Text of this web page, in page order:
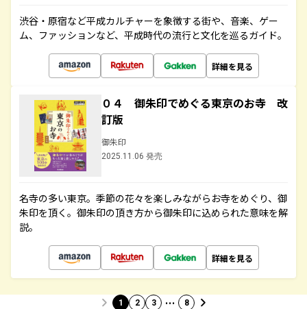
渋谷・原宿など平成カルチャーを象徴する街や、音楽、ゲー
ム、ファッションなど、平成時代の流行と文化を巡るガイド。
詳細を見る
０４ 御朱印でめぐる東京のお寺 改
訂版
御朱印
2025.11.06 発売
名寺の多い東京。季節の花々を楽しみながらお寺をめぐり、御
朱印を頂く。御朱印の頂き方から御朱印に込められた意味を解
説。
詳細を見る
1 2 3 … 8